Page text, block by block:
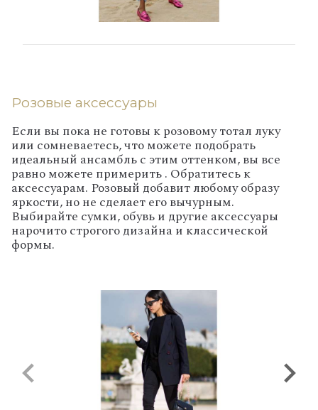
Розовые аксессуары
Если вы пока не готовы к розовому тотал луку
или сомневаетесь, что можете подобрать
идеальный ансамбль с этим оттенком, вы все
равно можете примерить . Обратитесь к
аксессуарам. Розовый добавит любому образу
яркости, но не сделает его вычурным.
Выбирайте сумки, обувь и другие аксессуары
нарочито строгого дизайна и классической
формы.